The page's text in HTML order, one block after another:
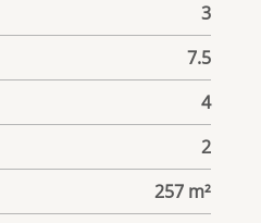
3
7.5
4
2
257 m²